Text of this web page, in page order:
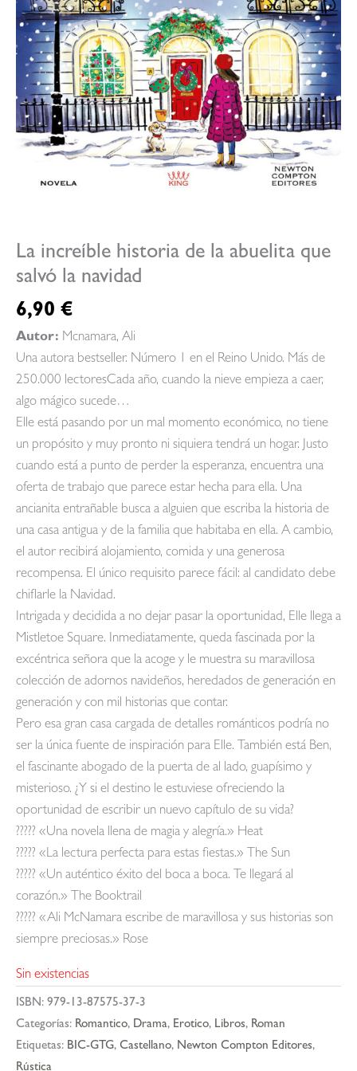
La increíble historia de la abuelita que
salvó la navidad
6,90 €
Autor: Mcnamara, Ali
Una autora bestseller. Número 1 en el Reino Unido. Más de
250.000 lectoresCada año, cuando la nieve empieza a caer,
algo mágico sucede…
Elle está pasando por un mal momento económico, no tiene
un propósito y muy pronto ni siquiera tendrá un hogar. Justo
cuando está a punto de perder la esperanza, encuentra una
oferta de trabajo que parece estar hecha para ella. Una
ancianita entrañable busca a alguien que escriba la historia de
una casa antigua y de la familia que habitaba en ella. A cambio,
el autor recibirá alojamiento, comida y una generosa
recompensa. El único requisito parece fácil: al candidato debe
chiflarle la Navidad.
Intrigada y decidida a no dejar pasar la oportunidad, Elle llega a
Mistletoe Square. Inmediatamente, queda fascinada por la
excéntrica señora que la acoge y le muestra su maravillosa
colección de adornos navideños, heredados de generación en
generación y con mil historias que contar.
Pero esa gran casa cargada de detalles románticos podría no
ser la única fuente de inspiración para Elle. También está Ben,
el fascinante abogado de la puerta de al lado, guapísimo y
misterioso. ¿Y si el destino le estuviese ofreciendo la
oportunidad de escribir un nuevo capítulo de su vida?
????? «Una novela llena de magia y alegría.» Heat
????? «La lectura perfecta para estas fiestas.» The Sun
????? «Un auténtico éxito del boca a boca. Te llegará al
corazón.» The Booktrail
????? «Ali McNamara escribe de maravillosa y sus historias son
siempre preciosas.» Rose
Sin existencias
ISBN: 979-13-87575-37-3
Categorías: Romantico, Drama, Erotico, Libros, Roman
Etiquetas: BIC-GTG, Castellano, Newton Compton Editores,
Rústica